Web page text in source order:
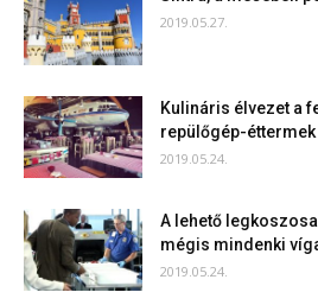
2019.05.27.
Kulináris élvezet a
repülőgép-éttermek
2019.05.24.
A lehető
mégis mindenki
2019.05.24.